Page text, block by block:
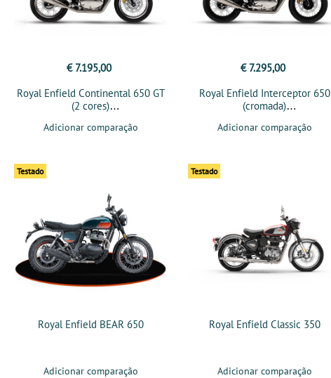
€ 7.195,00
Royal Enfield Continental 650 GT
(2 cores)
Adicionar comparação
€ 7.295,00
Royal Enfield Interceptor 650
(cromada)
Adicionar comparação
Testado
Royal Enfield BEAR 650
Adicionar comparação
Testado
Royal Enfield Classic 350
Adicionar comparação